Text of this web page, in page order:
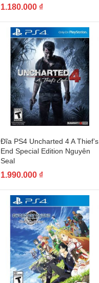
1.180.000 ₫
Đĩa PS4 Uncharted 4 A Thief’s
End Special Edition Nguyên
Seal
1.990.000 ₫